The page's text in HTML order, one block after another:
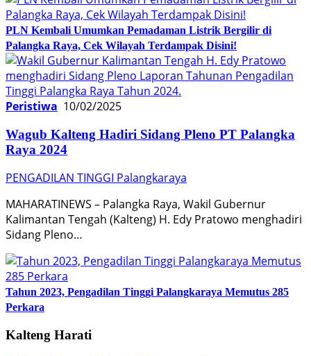
PLN Kembali Umumkan Pemadaman Listrik Bergilir di
Palangka Raya, Cek Wilayah Terdampak Disini!
Peristiwa 10/02/2025
Wagub Kalteng Hadiri Sidang Pleno PT Palangka
Raya 2024
PENGADILAN TINGGI Palangkaraya
MAHARATINEWS – Palangka Raya, Wakil Gubernur
Kalimantan Tengah (Kalteng) H. Edy Pratowo menghadiri
Sidang Pleno…
Tahun 2023, Pengadilan Tinggi Palangkaraya Memutus 285
Perkara
Kalteng Harati